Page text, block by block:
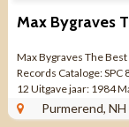
Max Bygraves The
Records Cataloge: SPC
12 Uitgave jaar: 1984
NIEUW SIDE 1 A1 You ...
Purmerend, NH